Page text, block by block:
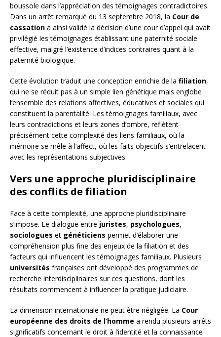
boussole dans l’appréciation des témoignages contradictoires.
Dans un arrêt remarqué du 13 septembre 2018, la Cour de
cassation a ainsi validé la décision d’une cour d’appel qui avait
privilégié les témoignages établissant une paternité sociale
effective, malgré l’existence d’indices contraires quant à la
paternité biologique.
Cette évolution traduit une conception enrichie de la filiation,
qui ne se réduit pas à un simple lien génétique mais englobe
l’ensemble des relations affectives, éducatives et sociales qui
constituent la parentalité. Les témoignages familiaux, avec
leurs contradictions et leurs zones d’ombre, reflètent
précisément cette complexité des liens familiaux, où la
mémoire se mêle à l’affect, où les faits objectifs s’entrelacent
avec les représentations subjectives.
Vers une approche pluridisciplinaire
des conflits de filiation
Face à cette complexité, une approche pluridisciplinaire
s’impose. Le dialogue entre juristes, psychologues,
sociologues et généticiens permet d’élaborer une
compréhension plus fine des enjeux de la filiation et des
facteurs qui influencent les témoignages familiaux. Plusieurs
universités françaises ont développé des programmes de
recherche interdisciplinaires sur ces questions, dont les
résultats commencent à influencer la pratique judiciaire.
La dimension internationale ne peut être négligée. La Cour
européenne des droits de l’homme a rendu plusieurs arrêts
significatifs concernant le droit à l’identité et la connaissance